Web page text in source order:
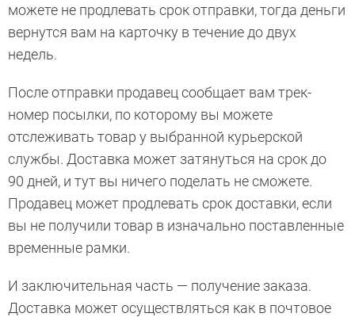
можете не продлевать срок отправки, тогда деньги
вернутся вам на карточку в течение до двух
недель.
После отправки продавец сообщает вам трек-
номер посылки, по которому вы можете
отслеживать товар у выбранной ­курьерской
службы. Доставка может затянуться на срок до
90 дней, и тут вы ничего поделать не сможете.
Продавец может продлевать срок доставки, если
вы не получили товар в изначально поставленные
временные рамки.
И заключительная часть — получение заказа.
Доставка может осуществляться как в почтовое